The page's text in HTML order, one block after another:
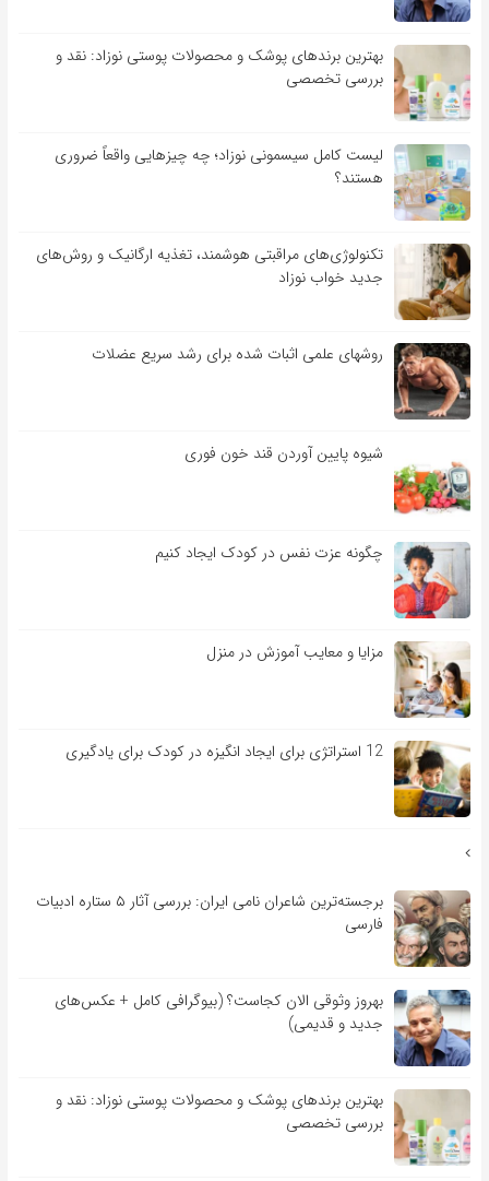
بهترین برندهای پوشک و محصولات پوستی نوزاد: نقد و
بررسی تخصصی
لیست کامل سیسمونی نوزاد؛ چه چیزهایی واقعاً ضروری
هستند؟
تکنولوژی‌های مراقبتی هوشمند، تغذیه ارگانیک و روش‌های
جدید خواب نوزاد
روشهای علمی اثبات شده برای رشد سریع عضلات
شیوه پایین آوردن قند خون فوری
چگونه عزت نفس در کودک ایجاد کنیم
مزایا و معایب آموزش در منزل
12 استراتژی برای ایجاد انگیزه در کودک برای یادگیری
برجسته‌ترین شاعران نامی ایران: بررسی آثار ۵ ستاره ادبیات
فارسی
بهروز وثوقی الان کجاست؟ (بیوگرافی کامل + عکس‌های
جدید و قدیمی)
بهترین برندهای پوشک و محصولات پوستی نوزاد: نقد و
بررسی تخصصی